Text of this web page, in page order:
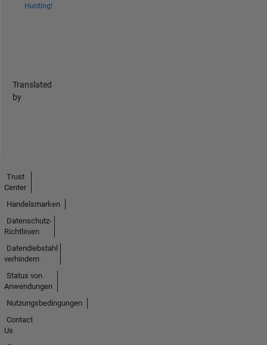
Hunting!
Translated
by
Trust
Center
Handelsmarken
Datenschutz-
Richtlinien
Datendiebstahl
verhindern
Status von
Anwendungen
Nutzungsbedingungen
Contact
Us